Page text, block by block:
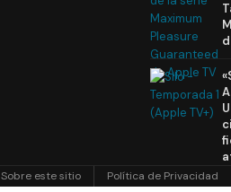
Sobre este sitio Política de Privacidad